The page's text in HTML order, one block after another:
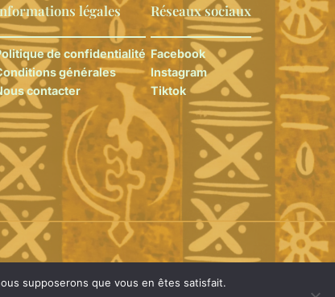
légales
de confidentialité
générales
contacter
Réseaux sociaux
Facebook
Instagram
Tiktok
supposerons que vous en êtes satisfait.